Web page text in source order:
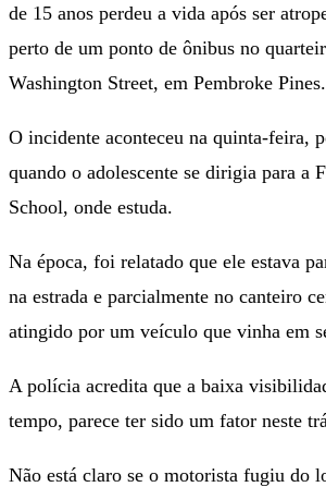
de 15 anos perdeu a vida após ser
perto de um ponto de ônibus no
Washington Street, em Pembroke Pines.
O incidente aconteceu na quinta-feira,
quando o adolescente se dirigia para a
School, onde estuda.
Na época, foi relatado que ele estava
na estrada e parcialmente no canteiro
atingido por um veículo que vinha em
A polícia acredita que a baixa
tempo, parece ter sido um fator neste
Não está claro se o motorista fugiu do